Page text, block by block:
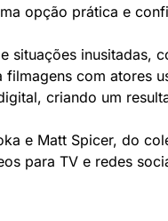
opção prática e
situações inusitadas,
filmagens com atores
criando um
e Matt Spicer, do
para TV e redes